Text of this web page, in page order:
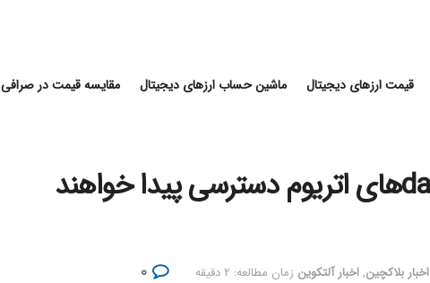
قیمت ارزهای دیجیتال ماشین حساب ارزهای دیجیتال مقایسه قیمت در صرافی
کیف پول‌های کاردانو به dappهای اتریوم دسترسی پیدا خواهند
اخبار بلاکچین,اخبار آلتکوین زمان مطالعه: ۲ دقیقه